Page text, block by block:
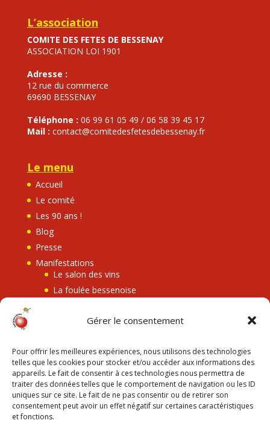
Gérer le consentement
Pour offrir les meilleures expériences, nous utilisons des technologies
telles que les cookies pour stocker et/ou accéder aux informations des
appareils. Le fait de consentir à ces technologies nous permettra de
traiter des données telles que le comportement de navigation ou les ID
uniques sur ce site. Le fait de ne pas consentir ou de retirer son
consentement peut avoir un effet négatif sur certaines caractéristiques
et fonctions.
L’association
COMITE DES FETES DE BESSENAY
ASSOCIATION LOI 1901
Adresse :
12 rue du commerce
69690 BESSENAY
Téléphone : 06 99 61 05 49 / 06 58 39 45 17
Mail : contact@comitedesfetesdebessenay.fr
Le menu
Accueil
Le comité
Les 90 ans !
Blog
Presse
Manifestations
Le salon des vins
La foulée bessenoise
Les retransmissions
Contact
Les mentions légales
Mentions légales